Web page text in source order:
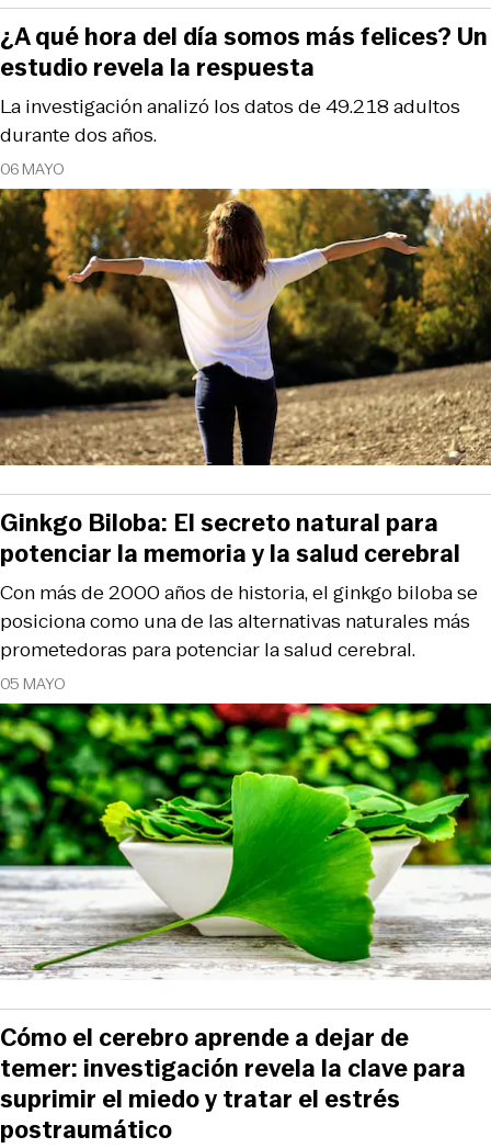
06 MAYO
La investigación analizó los datos de 49.218 adultos
durante dos años.
¿A qué hora del día somos más felices? Un
estudio revela la respuesta
05 MAYO
Con más de 2000 años de historia, el ginkgo biloba se
posiciona como una de las alternativas naturales más
prometedoras para potenciar la salud cerebral.
Ginkgo Biloba: El secreto natural para
potenciar la memoria y la salud cerebral
Cómo el cerebro aprende a dejar de
temer: investigación revela la clave para
suprimir el miedo y tratar el estrés
postraumático